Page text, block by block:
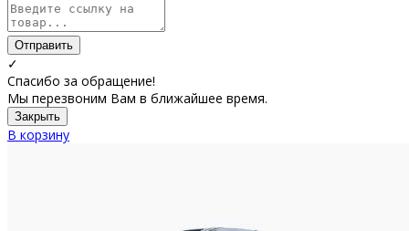
Отправить
✓
Спасибо за обращение!
Мы перезвоним Вам в ближайшее время.
Закрыть
В корзину